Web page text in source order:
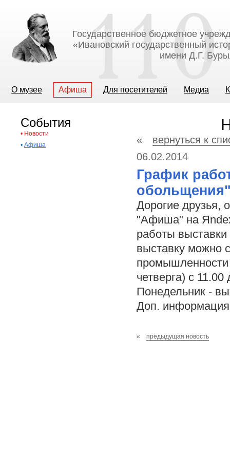
Государственное бюджетное
«Ивановский государственный
имени Д.Г.
О музее Афиша Для посетителей Медиа
События
• Новости
• Афиша « вернуться к
06.02.2014
График
Дорогие друзья,
"Афиша" на
работы
выставку можно
промышленности
четверга) с
Понедельник -
Доп. информация
« предыдущая новость